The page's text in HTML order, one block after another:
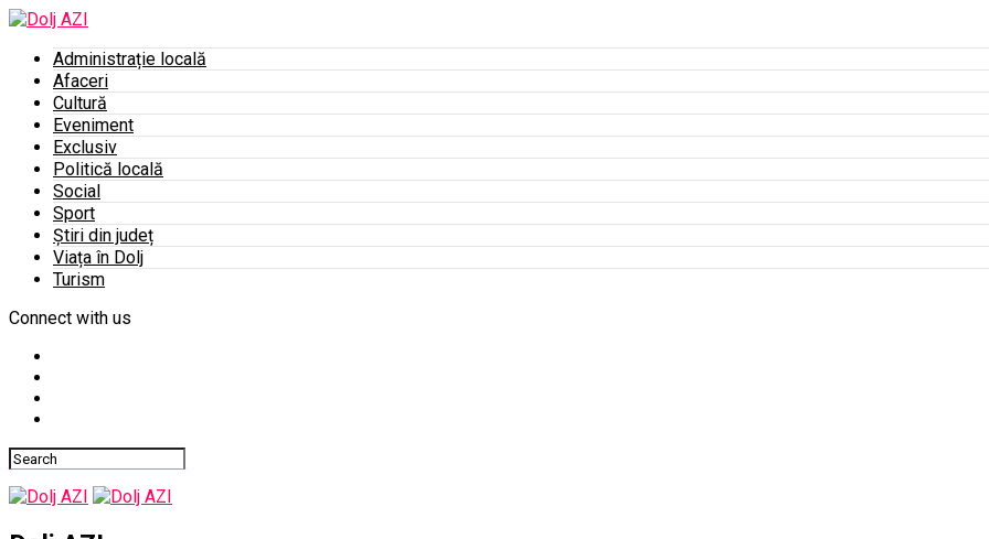
Administrație locală
Afaceri
Cultură
Eveniment
Exclusiv
Politică locală
Social
Sport
Știri din județ
Viața în Dolj
Turism
Connect with us